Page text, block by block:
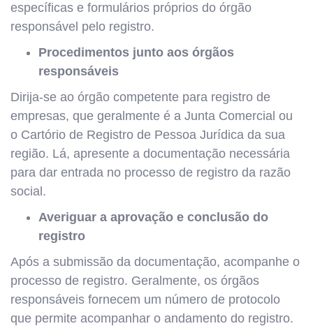
específicas e formulários próprios do órgão
responsável pelo registro.
Procedimentos junto aos órgãos
responsáveis
Dirija-se ao órgão competente para registro de
empresas, que geralmente é a Junta Comercial ou
o Cartório de Registro de Pessoa Jurídica da sua
região. Lá, apresente a documentação necessária
para dar entrada no processo de registro da razão
social.
Averiguar a aprovação e conclusão do
registro
Após a submissão da documentação, acompanhe o
processo de registro. Geralmente, os órgãos
responsáveis fornecem um número de protocolo
que permite acompanhar o andamento do registro.